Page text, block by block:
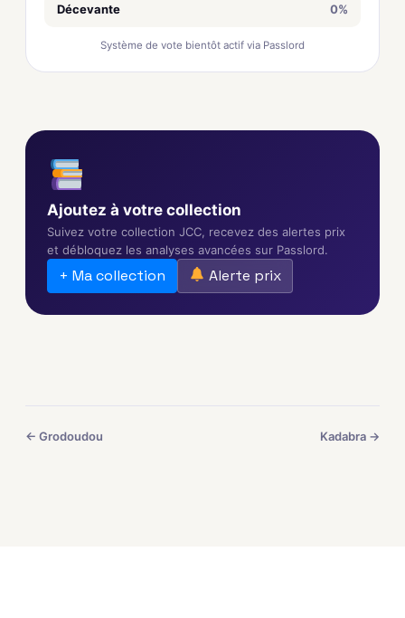
Décevante 0%
Système de vote bientôt actif via Passlord
Ajoutez à votre collection
Suivez votre collection JCC, recevez des alertes prix
et débloquez les analyses avancées sur Passlord.
+ Ma collection Alerte prix
← Grodoudou Kadabra →